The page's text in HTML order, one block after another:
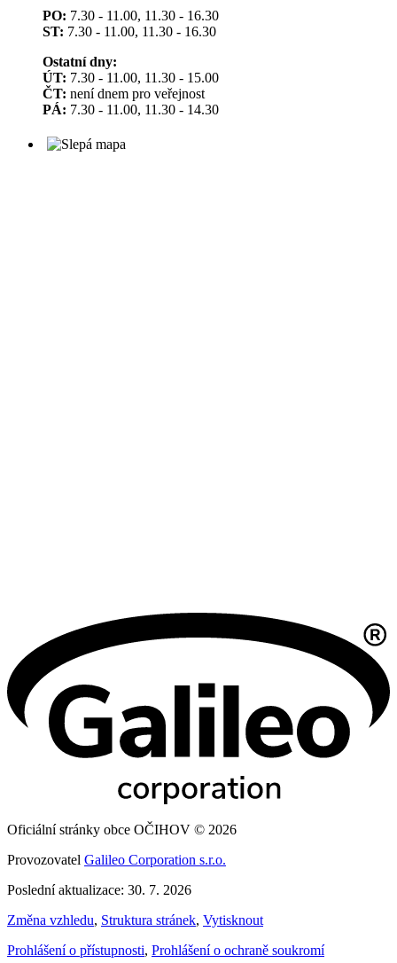
PO: 7.30 - 11.00, 11.30 - 16.30
ST: 7.30 - 11.00, 11.30 - 16.30
Ostatní dny:
ÚT: 7.30 - 11.00, 11.30 - 15.00
ČT: není dnem pro veřejnost
PÁ: 7.30 - 11.00, 11.30 - 14.30
Oficiální stránky obce OČIHOV © 2026
Provozovatel Galileo Corporation s.r.o.
Poslední aktualizace: 30. 7. 2026
Změna vzhledu, Struktura stránek, Vytisknout
Prohlášení o přístupnosti, Prohlášení o ochraně soukromí